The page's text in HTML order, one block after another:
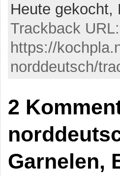
Heute gekocht,
Trackback URL:
https://
norddeutsch/
2
Garnelen,